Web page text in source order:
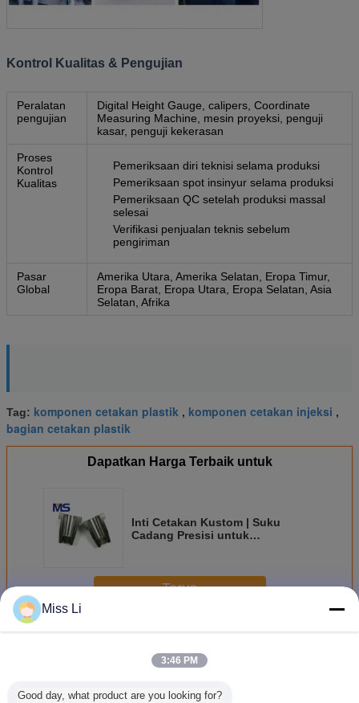
Kontrol Kualitas & Pengujian
Peralatan
pengujian
Digital Height Gauge, calipers, Coordinate
Measuring Machine, mesin proyeksi, penguji
kasar, penguji kekerasan
Proses
Kontrol
Kualitas
Pemeriksaan diri teknisi selama produksi
Pemeriksaan spot insinyur selama produksi
Pemeriksaan QC setelah produksi massal
selesai
Verifikasi penjualan teknis sebelum
pengiriman
Pasar
Global
Amerika Utara, Amerika Selatan, Eropa Timur,
Eropa Barat, Eropa Utara, Eropa Selatan, Asia
Selatan, Afrika
Tag: komponen cetakan plastik , komponen cetakan injeksi ,
bagian cetakan plastik
Dapatkan Harga Terbaik untuk
Inti Cetakan Kustom | Suku
Cadang Presisi untuk
Terus
LebihBagian Cetakan Plastik
Miss Li
3:46 PM
Good day, what product are you looking for?